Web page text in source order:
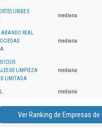
URIBE E
mediana
REAL
mediana
DE LIMPIEZA
LIMITADA
mediana
mediana
Ver Ranking de Empresas